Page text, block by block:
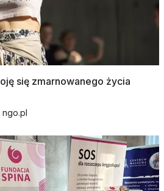
się zmarnowanego życia
ngo.pl